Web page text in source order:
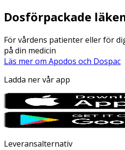
Dosförpackade
För vårdens patienter eller för
på din medicin
Läs mer om Apodos och Dospac
Ladda ner vår app
Leveransalternativ